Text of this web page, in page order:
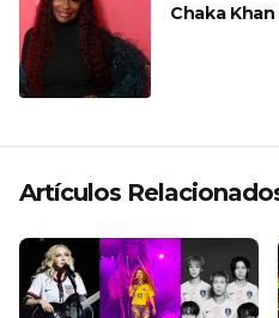
Chaka
Artículos